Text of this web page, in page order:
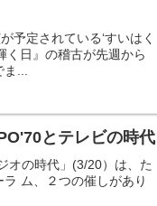
予定されている‘すいはく
日』の稽古が先週から
...
とテレビの時代
オの時代」(3/20）は、た
ム、２つの催しがあり